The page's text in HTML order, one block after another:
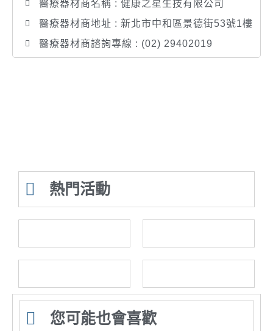
醫療器材商名稱 : 健康之星生技有限公司
醫療器材商地址 : 新北市中和區景德街53號1樓
醫療器材商諮詢專線 : (02) 29402019
熱門活動
您可能也會喜歡